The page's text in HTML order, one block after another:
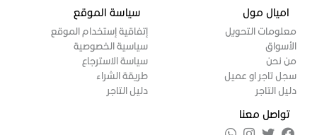
اميال مول
معلومات التحويل
الأسواق
من نحن
سجل تاجر او عميل
دليل التاجر
سياسة الموقع
إتفاقية إستخدام الموقع
سياسية الخصوصية
سياسة الاسترجاع
طريقة الشراء
دليل التاجر
تواصل معنا